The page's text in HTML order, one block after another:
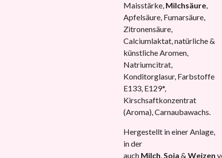
Maisstärke, Milchsäure,
Apfelsäure, Fumarsäure,
Zitronensäure,
Calciumlaktat, natürliche &
künstliche Aromen,
Natriumcitrat,
Konditorglasur, Farbstoffe
E133, E129*,
Kirschsaftkonzentrat
(Aroma), Carnaubawachs.
Hergestellt in einer Anlage,
in der
auch Milch,Soja & Weizen